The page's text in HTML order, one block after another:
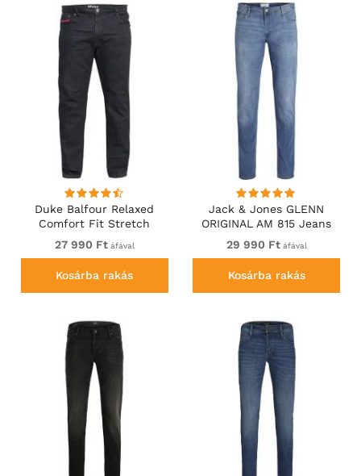
Duke Balfour Relaxed
Comfort Fit Stretch
Jeans With Elasticated
Waist Black
27 990 Ftáfával
Kosárba rakás
Jack & Jones GLENN
ORIGINAL AM 815 Jeans
Blue Denim
29 990 Ftáfával
Kosárba rakás